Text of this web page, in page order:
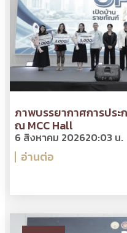
ภาพบรรยากาศการประก
ณ MCC Hall
6 สิงหาคม 202620:03 น.
อ่านต่อ